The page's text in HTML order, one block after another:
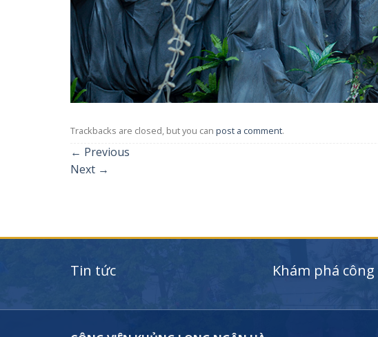
Trackbacks are closed, but you can post a comment.
← Previous
Next →
Tin tức Khám phá công